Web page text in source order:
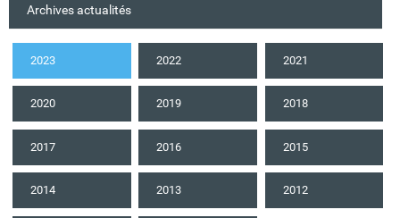
Archives actualités
2023 2022 2021
2020 2019 2018
2017 2016 2015
2014 2013 2012